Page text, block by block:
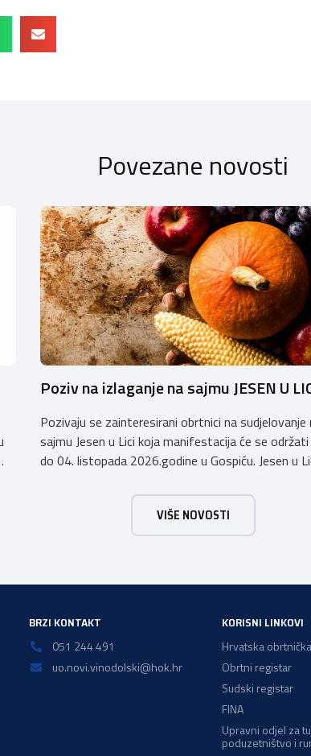
Povezane novosti
Poziv na izlaganje na sajmu JESEN U
Pozivaju se zainteresirani obrtnici na sudjelovanje
sajmu Jesen u Lici koja manifestacija će se
do 04. listopada 2026.godine u Gospiću. Jesen u
u Gospiću i prerasla je u najznačajnjiju gospodarsku,
kulturnu i etno manifestaciju na području Ličko-
županije. Organizator izložbe […]
VIŠE NOVOSTI
BRZI KONTAKT
051 244 491
uo.novi.vinodolski@hok.hr
KORISNI LINKOVI
Hrvatska
Obrtni registar
Sudski registar
FINA
Upravni odjel za
poduzetništvo i